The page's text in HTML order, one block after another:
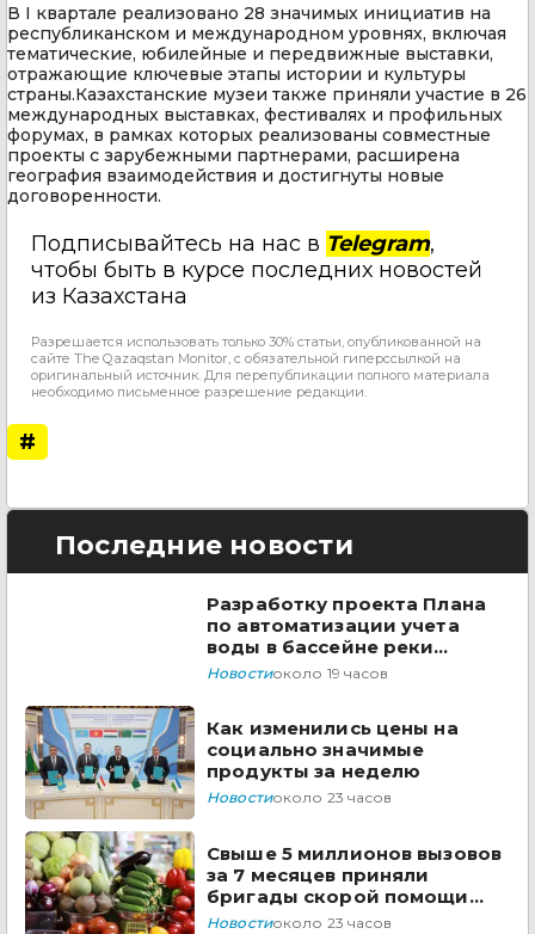
В I квартале реализовано 28 значимых инициатив на
республиканском и международном уровнях, включая
тематические, юбилейные и передвижные выставки,
отражающие ключевые этапы истории и культуры
страны.Казахстанские музеи также приняли участие в 26
международных выставках, фестивалях и профильных
форумах, в рамках которых реализованы совместные
проекты с зарубежными партнерами, расширена
география взаимодействия и достигнуты новые
договоренности.
Подписывайтесь на нас в Telegram,
чтобы быть в курсе последних новостей
из Казахстана
Разрешается использовать только 30% статьи, опубликованной на
сайте The Qazaqstan Monitor, с обязательной гиперссылкой на
оригинальный источник. Для перепубликации полного материала
необходимо письменное разрешение редакции.
#
Последние новости
Разработку проекта Плана
по автоматизации учета
воды в бассейне реки
Сырдарья одобрили
Новостиоколо 19 часов
Как изменились цены на
социально значимые
продукты за неделю
Новостиоколо 23 часов
Свыше 5 миллионов вызовов
за 7 месяцев приняли
бригады скорой помощи
Казахстана
Новостиоколо 23 часов